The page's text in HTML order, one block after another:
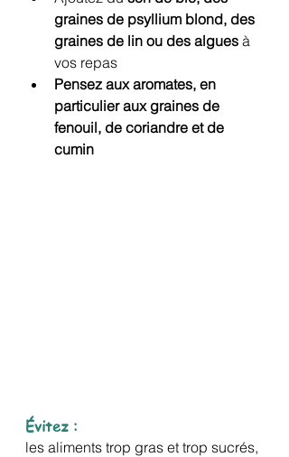
graines de psyllium blond, des
graines de lin ou des algues à
vos repas
Pensez aux aromates, en
particulier aux graines de
fenouil, de coriandre et de
cumin
Évitez :
les aliments trop gras et trop sucrés,